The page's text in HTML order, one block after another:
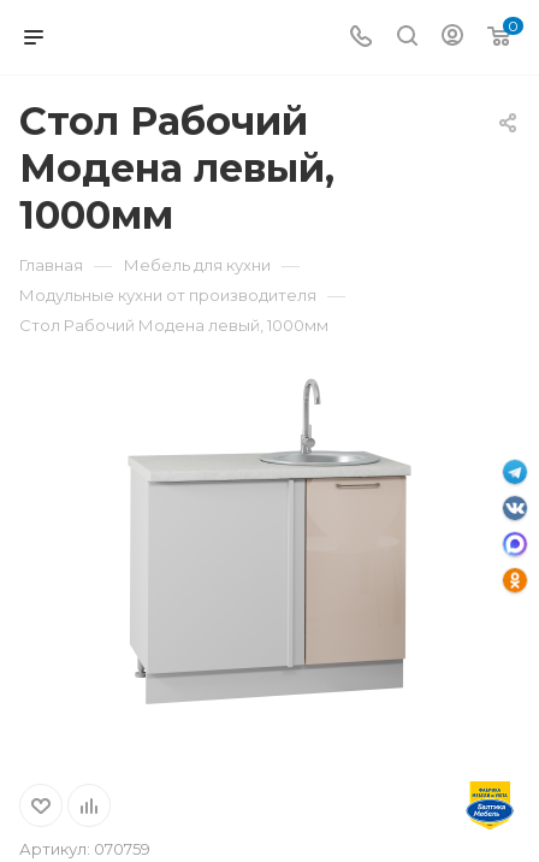
0
Стол Рабочий
Модена левый,
1000мм
Главная — Мебель для кухни —
Модульные кухни от производителя —
Стол Рабочий Модена левый, 1000мм
Артикул: 070759